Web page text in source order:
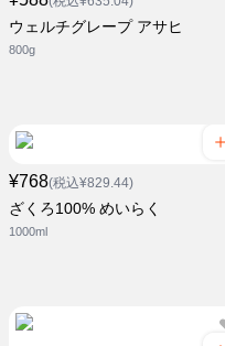
ウェルチグレープ アサヒ
800g
¥768(税込¥829.44)
ざくろ100% めいらく
1000ml